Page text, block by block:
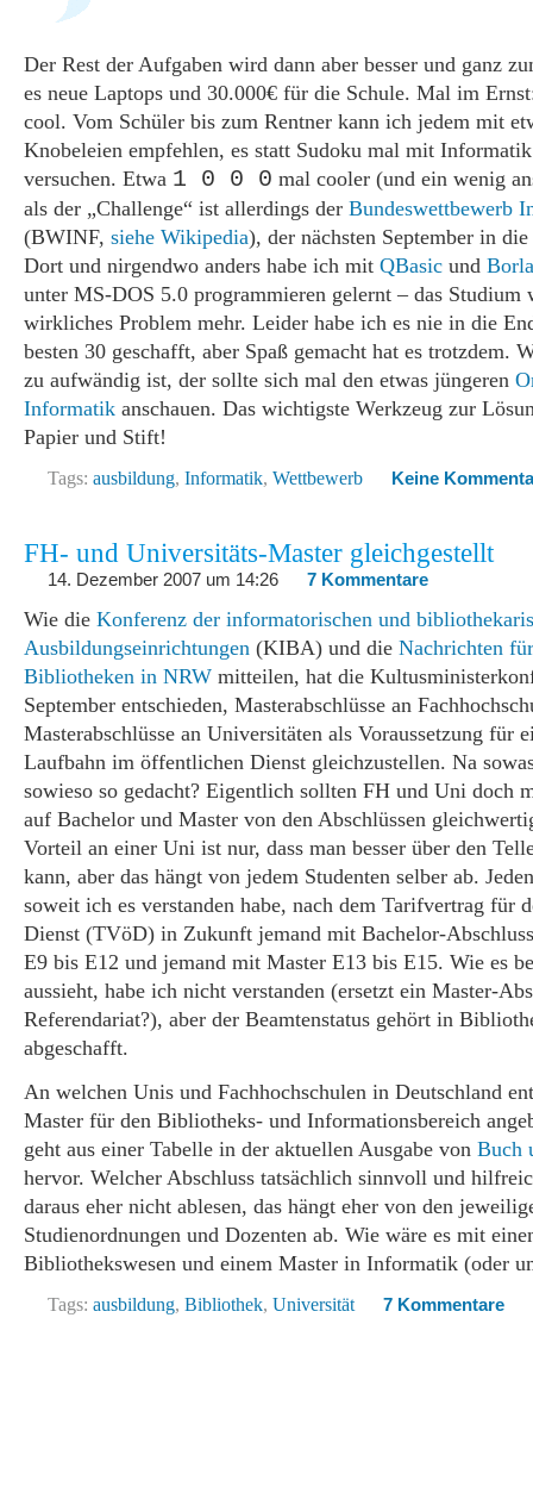
Der Rest der Aufgaben wird dann aber besser und ganz
es neue Laptops und 30.000€ für die Schule. Mal im
cool. Vom Schüler bis zum Rentner kann ich jedem mit
Knobeleien empfehlen, es statt Sudoku mal mit
versuchen. Etwa 1 0 0 0 mal cooler (und ein wenig
als der „Challenge“ ist allerdings der Bundeswettbewerb
(BWINF, siehe Wikipedia), der nächsten September in
Dort und nirgendwo anders habe ich mit QBasic und
unter MS-DOS 5.0 programmieren gelernt – das Studium
wirkliches Problem mehr. Leider habe ich es nie in die
besten 30 geschafft, aber Spaß gemacht hat es trotzdem.
zu aufwändig ist, der sollte sich mal den etwas jüngeren
Informatik anschauen. Das wichtigste Werkzeug zur
Papier und Stift!
Tags: ausbildung, Informatik, Wettbewerb Keine
FH- und Universitäts-Master gleichgestellt
14. Dezember 2007 um 14:26 7 Kommentare
Wie die Konferenz der informatorischen und
Ausbildungseinrichtungen (KIBA) und die Nachrichten
Bibliotheken in NRW mitteilen, hat die
September entschieden, Masterabschlüsse an
Masterabschlüsse an Universitäten als Voraussetzung für
Laufbahn im öffentlichen Dienst gleichzustellen. Na
sowieso so gedacht? Eigentlich sollten FH und Uni doch
auf Bachelor und Master von den Abschlüssen
Vorteil an einer Uni ist nur, dass man besser über den
kann, aber das hängt von jedem Studenten selber ab.
soweit ich es verstanden habe, nach dem Tarifvertrag für
Dienst (TVöD) in Zukunft jemand mit Bachelor-
E9 bis E12 und jemand mit Master E13 bis E15. Wie es
aussieht, habe ich nicht verstanden (ersetzt ein Master-
Referendariat?), aber der Beamtenstatus gehört in
abgeschafft.
An welchen Unis und Fachhochschulen in Deutschland
Master für den Bibliotheks- und Informationsbereich
geht aus einer Tabelle in der aktuellen Ausgabe von Buch
hervor. Welcher Abschluss tatsächlich sinnvoll und
daraus eher nicht ablesen, das hängt eher von den
Studienordnungen und Dozenten ab. Wie wäre es mit
Bibliothekswesen und einem Master in Informatik (oder
Tags: ausbildung, Bibliothek, Universität 7 Kommentare